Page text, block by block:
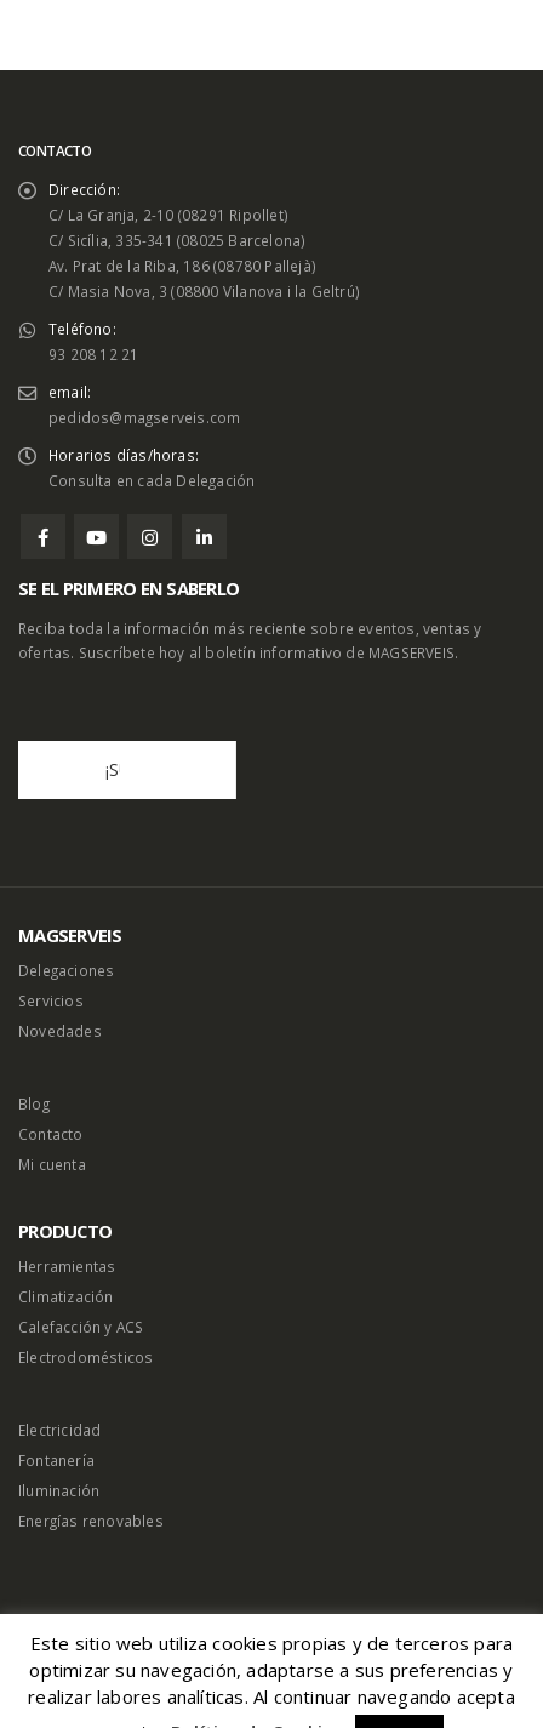
CONTACTO
Dirección:
C/ La Granja, 2-10 (08291 Ripollet)
C/ Sicília, 335-341 (08025 Barcelona)
C/ Masia Nova, 3 (08800 Vilanova i la Geltrú)
93 208 12 21
pedidos@magserveis.com
Consulta en cada Delegación
SE EL PRIMERO EN SABERLO
MAGSERVEIS
PRODUCTO
Aviso Legal|Política de Cookies
Este sitio web utiliza cookies propias y de terceros para
optimizar su navegación, adaptarse a sus preferencias y
realizar labores analíticas. Al continuar navegando acepta